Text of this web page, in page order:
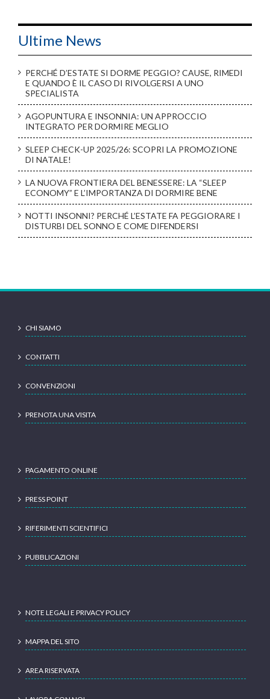
Ultime News
PERCHÉ D’ESTATE SI DORME PEGGIO? CAUSE, RIMEDI
E QUANDO È IL CASO DI RIVOLGERSI A UNO
SPECIALISTA
AGOPUNTURA E INSONNIA: UN APPROCCIO
INTEGRATO PER DORMIRE MEGLIO
SLEEP CHECK-UP 2025/26: SCOPRI LA PROMOZIONE
DI NATALE!
LA NUOVA FRONTIERA DEL BENESSERE: LA “SLEEP
ECONOMY” E L’IMPORTANZA DI DORMIRE BENE
NOTTI INSONNI? PERCHÉ L’ESTATE FA PEGGIORARE I
DISTURBI DEL SONNO E COME DIFENDERSI
CHI SIAMO
CONTATTI
CONVENZIONI
PRENOTA UNA VISITA
PAGAMENTO ONLINE
PRESS POINT
RIFERIMENTI SCIENTIFICI
PUBBLICAZIONI
NOTE LEGALI E PRIVACY POLICY
MAPPA DEL SITO
AREA RISERVATA